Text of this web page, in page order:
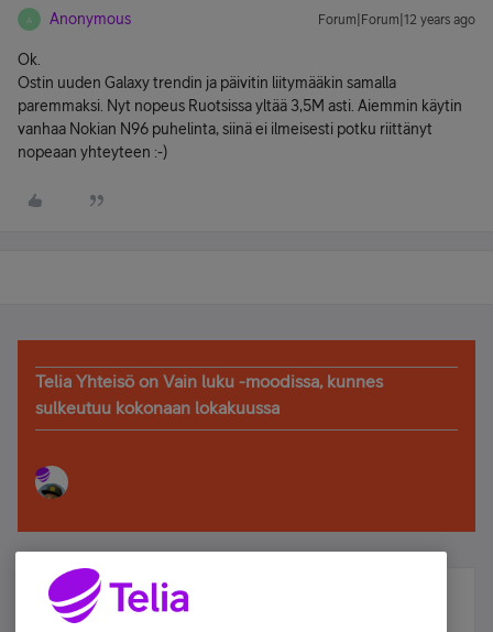
A Anonymous Forum|Forum|12 years ago
Ok.
Ostin uuden Galaxy trendin ja päivitin liitymääkin samalla
paremmaksi. Nyt nopeus Ruotsissa yltää 3,5M asti. Aiemmin käytin
vanhaa Nokian N96 puhelinta, siinä ei ilmeisesti potku riittänyt
nopeaan yhteyteen :-)
Telia Yhteisö on Vain luku -moodissa, kunnes
sulkeutuu kokonaan lokakuussa
Älä jää paitsi – osallistu ja voita!